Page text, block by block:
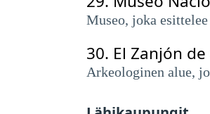
Museo, joka
30. El Zanjón
Arkeologinen alue,